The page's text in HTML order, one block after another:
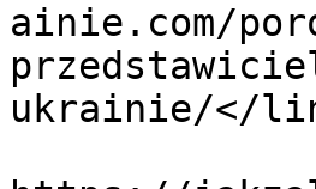
ainie.com/
ukrainie/</